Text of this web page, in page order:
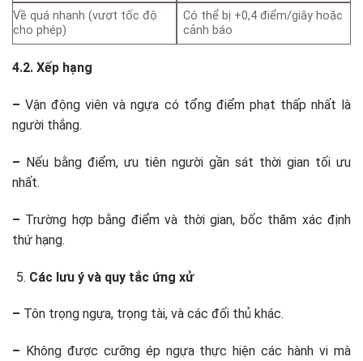
Về quá nhanh (vượt tốc độ
cho phép)
Có thể bị +0,4 điểm/giây hoặc
cảnh báo
4.2. Xếp hạng
–Vận động viên và ngựa có tổng điểm phạt thấp nhất là
người thắng.
– Nếu bằng điểm, ưu tiên người gần sát thời gian tối ưu
nhất.
– Trường hợp bằng điểm và thời gian, bốc thăm xác định
thứ hạng.
Các lưu ý và quy tắc ứng xử
– Tôn trọng ngựa, trọng tài, và các đối thủ khác.
– Không được cưỡng ép ngựa thực hiện các hành vi mà